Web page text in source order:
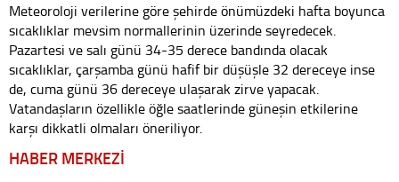
Meteoroloji verilerine göre şehirde önümüzdeki hafta boyunca
sıcaklıklar mevsim normallerinin üzerinde seyredecek.
Pazartesi ve salı günü 34-35 derece bandında olacak
sıcaklıklar, çarşamba günü hafif bir düşüşle 32 dereceye inse
de, cuma günü 36 dereceye ulaşarak zirve yapacak.
Vatandaşların özellikle öğle saatlerinde güneşin etkilerine
karşı dikkatli olmaları öneriliyor.
HABER MERKEZİ